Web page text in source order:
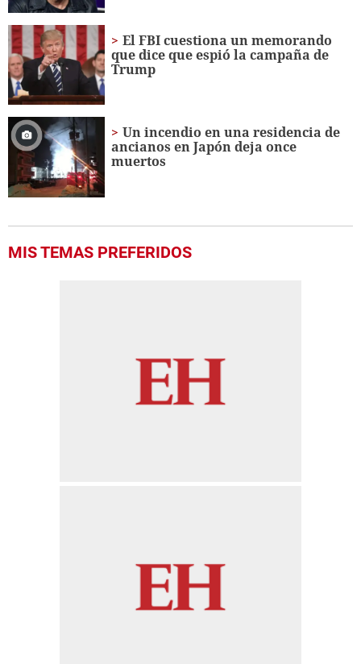
El FBI cuestiona un memorando
que dice que espió la campaña de
Trump
Un incendio en una residencia de
ancianos en Japón deja once
muertos
MIS TEMAS PREFERIDOS